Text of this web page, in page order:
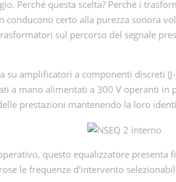
Perché questa scelta? Perché i
conducono certo alla purezza sonora
sul percorso del segnale
su amplificatori a componenti discreti
a mano alimentati a 300 V operanti in
prestazioni mantenendo la loro
questo equalizzatore
le frequenze d'intervento